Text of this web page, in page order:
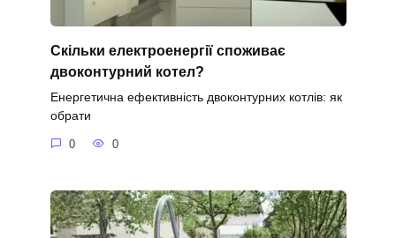
Скільки електроенергії споживає
двоконтурний котел?
Енергетична ефективність двоконтурних котлів: як
обрати
0 0